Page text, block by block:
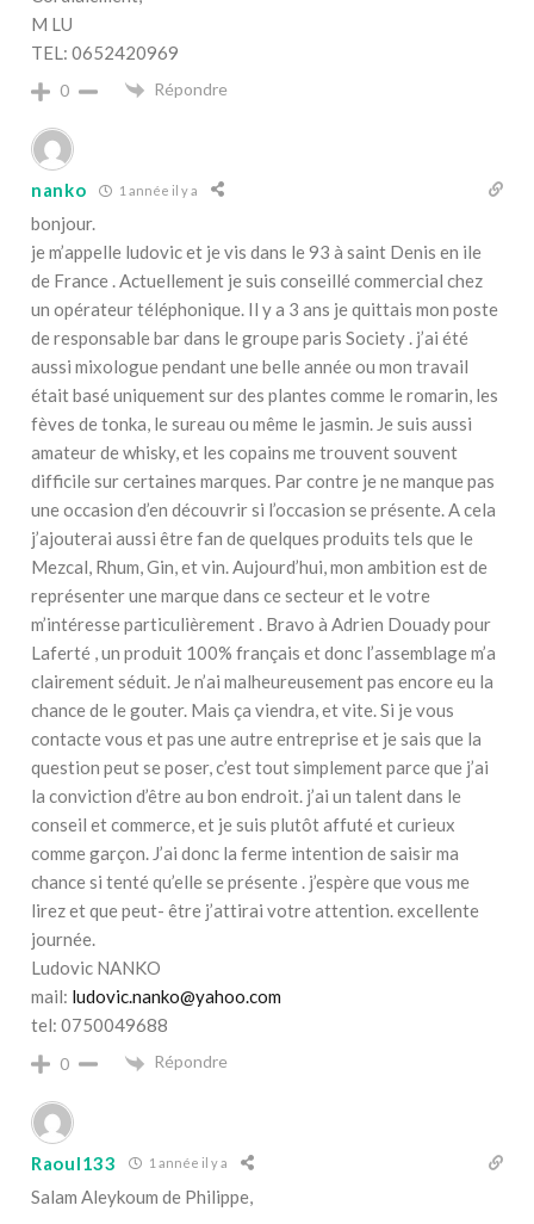
M LU
TEL: 0652420969
0 Répondre
nanko 1 année il y a
bonjour.
je m’appelle ludovic et je vis dans le 93 à saint Denis en ile
de France . Actuellement je suis conseillé commercial chez
un opérateur téléphonique. Il y a 3 ans je quittais mon poste
de responsable bar dans le groupe paris Society . j’ai été
aussi mixologue pendant une belle année ou mon travail
était basé uniquement sur des plantes comme le romarin, les
fèves de tonka, le sureau ou même le jasmin. Je suis aussi
amateur de whisky, et les copains me trouvent souvent
difficile sur certaines marques. Par contre je ne manque pas
une occasion d’en découvrir si l’occasion se présente. A cela
j’ajouterai aussi être fan de quelques produits tels que le
Mezcal, Rhum, Gin, et vin. Aujourd’hui, mon ambition est de
représenter une marque dans ce secteur et le votre
m’intéresse particulièrement . Bravo à Adrien Douady pour
Laferté , un produit 100% français et donc l’assemblage m’a
clairement séduit. Je n’ai malheureusement pas encore eu la
chance de le gouter. Mais ça viendra, et vite. Si je vous
contacte vous et pas une autre entreprise et je sais que la
question peut se poser, c’est tout simplement parce que j’ai
la conviction d’être au bon endroit. j’ai un talent dans le
conseil et commerce, et je suis plutôt affuté et curieux
comme garçon. J’ai donc la ferme intention de saisir ma
chance si tenté qu’elle se présente . j’espère que vous me
lirez et que peut- être j’attirai votre attention. excellente
journée.
Ludovic NANKO
mail: ludovic.nanko@yahoo.com
tel: 0750049688
0 Répondre
Raoul133 1 année il y a
Salam Aleykoum de Philippe,